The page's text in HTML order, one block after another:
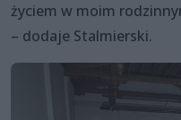
życiem w moim
– dodaje Stalmierski.